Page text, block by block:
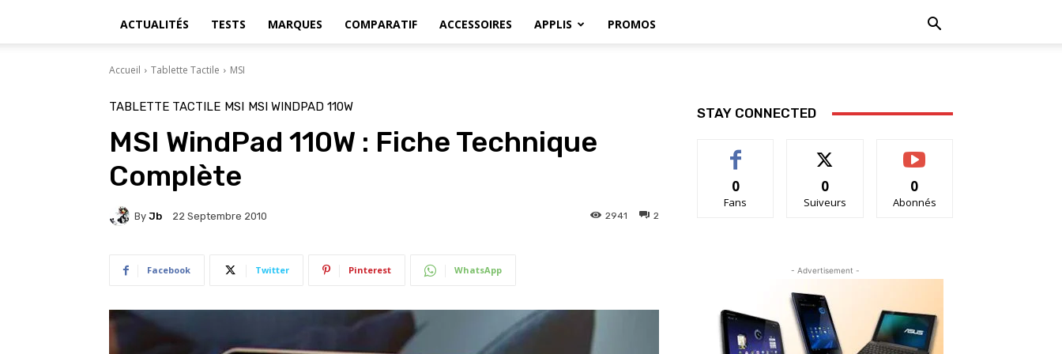
ACTUALITÉS TESTS MARQUES COMPARATIF ACCESSOIRES APPLIS PROMOS
Accueil Tablette Tactile MSI
TABLETTE TACTILE MSI MSI WINDPAD 110W
MSI WindPad 110W : Fiche Technique
Complète
By Jb 22 Septembre 2010 2
2941
Facebook Twitter Pinterest WhatsApp
STAY CONNECTED
0
Fans
0
Suiveurs
0
Abonnés
- Advertisement -